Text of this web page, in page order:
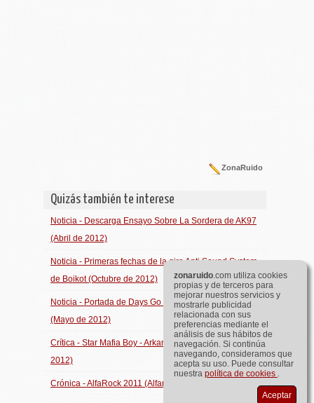
ZonaRuido
Quizás también te interese
Noticia - Descarga Ensayo Sobre La Sordera de AK97
(Abril de 2012)
Noticia - Primeras fechas de la gira Anti Sound System
de Boikot (Octubre de 2012)
Noticia - Portada de Days Go By de The Offspring
(Mayo de 2012)
Crítica - Star Mafia Boy - Arkana Cabaret (Enero de
2012)
Crónica - AlfaRock 2011 (Alfaro, Octubre de 2011)
zonaruido.com utiliza cookies
propias y de terceros para
mejorar nuestros servicios y
mostrarle publicidad
relacionada con sus
preferencias mediante el
análisis de sus hábitos de
navegación. Si continúa
navegando, consideramos que
acepta su uso. Puede consultar
nuestra política de cookies .
Aceptar